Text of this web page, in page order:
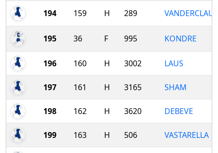
194 159 H 289
195 36 F 995 KONDRE
196 160 H 3002 LAUS
197 161 H 3165 SHAM
198 162 H 3620 DEBEVE
199 163 H 506 VASTARELLA